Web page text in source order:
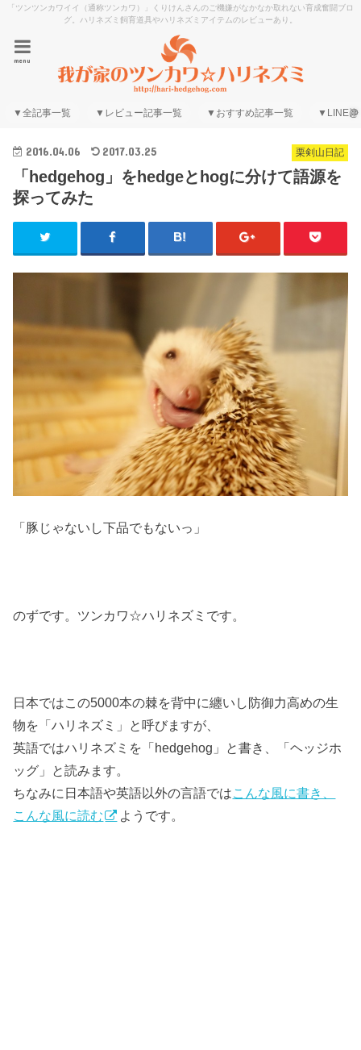
「ツンツンカワイイ（通称ツンカワ）」くりけんさんのご機嫌がなかなか取れない育成奮闘ブロ
グ。ハリネズミ飼育道具やハリネズミアイテムのレビューあり。
menu
▼全記事一覧 ▼レビュー記事一覧 ▼おすすめ記事一覧 ▼LINE@
栗剣山日記
2016.04.06 2017.03.25
「hedgehog」をhedgeとhogに分けて語源を
探ってみた
「豚じゃないし下品でもないっ」
のずです。ツンカワ☆ハリネズミです。
日本ではこの5000本の棘を背中に纏いし防御力高めの生
物を「ハリネズミ」と呼びますが、
英語ではハリネズミを「hedgehog」と書き、「ヘッジホ
ッグ」と読みます。
ちなみに日本語や英語以外の言語ではこんな風に書き、
こんな風に読む
ようです。